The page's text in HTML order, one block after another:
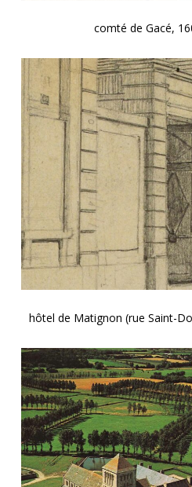
comté de Gacé,
hôtel de Matignon (rue Saint-